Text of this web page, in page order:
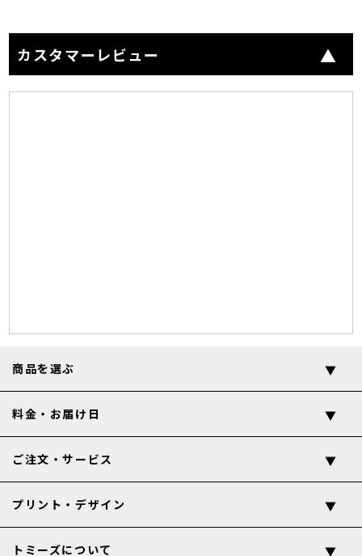
カスタマーレビュー
商品を選ぶ
料金・お届け日
ご注文・サービス
プリント・デザイン
トミーズについて